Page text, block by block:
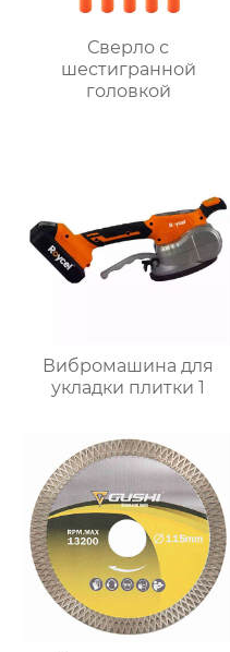
Сверло с
шестигранной
головкой
Вибромашина для
укладки плитки 1